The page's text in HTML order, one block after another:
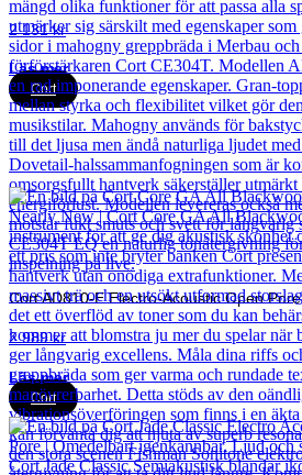
2 131kr
Läs mer
Cort
Cort AD810-E Electro-Acoustic Open Pore
2 989kr
Läs mer
Cort